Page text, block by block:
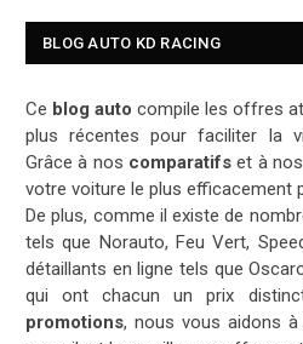
BLOG AUTO KD RACING
Ce blog auto compile les offres
plus récentes pour faciliter la
Grâce à nos comparatifset à
votre voiture le plus efficacement
De plus, comme il existe de
tels que Norauto, Feu Vert,
détaillants en ligne tels que
qui ont chacun un prix
promotions, nous vous aidons à